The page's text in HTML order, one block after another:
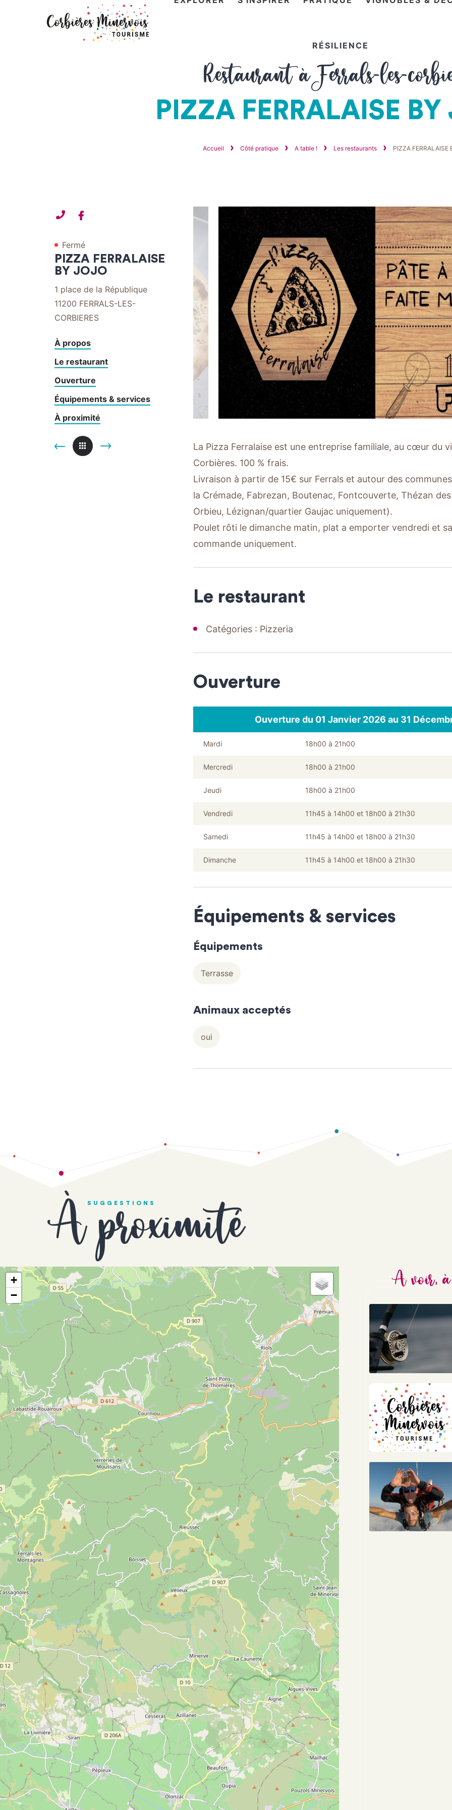
RÉSILIENCE
Restaurant à Ferrals-les-
PIZZA FERRALAISE
Accueil Côté pratique A table ! Les restaurants PIZZA FERRALAISE
Contacter
téléphone
Fermé
PIZZA FERRALAISE
BY JOJO
1 place de la République
11200 FERRALS-LES-
CORBIERES
À propos
Le restaurant
Ouverture
Équipements & services
À proximité
La Pizza Ferralaise est une entreprise familiale, au cœur du
Corbières. 100 % frais.
Livraison à partir de 15€ sur Ferrals et autour des
la Crémade, Fabrezan, Boutenac, Fontcouverte, Thézan
Orbieu, Lézignan/quartier Gaujac uniquement).
Poulet rôti le dimanche matin, plat a emporter vendredi et
commande uniquement.
Le restaurant
Catégories : Pizzeria
Ouverture
Ouverture du 01 Janvier 2026 au 31
Mardi 18h00 à 21h00
Mercredi 18h00 à 21h00
Jeudi 18h00 à 21h00
Vendredi 11h45 à 14h00 et 18h00 à 21h30
Samedi 11h45 à 14h00 et 18h00 à 21h30
Dimanche 11h45 à 14h00 et 18h00 à 21h30
Équipements & services
Équipements
Terrasse
Animaux acceptés
oui
SUGGESTIONS
À proximité
+
−
A voir,